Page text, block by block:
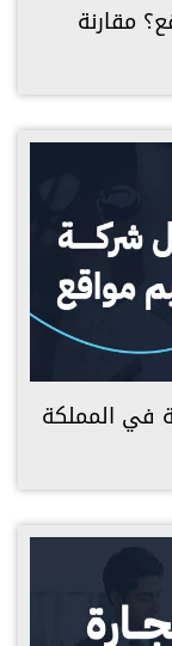
مقارنة
في المملكة